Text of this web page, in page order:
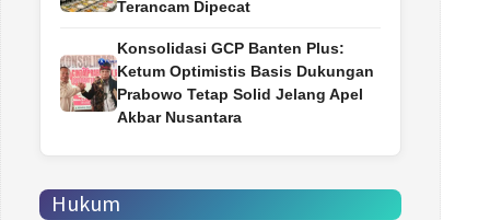
Terancam Dipecat
Konsolidasi GCP Banten Plus:
Ketum Optimistis Basis Dukungan
Prabowo Tetap Solid Jelang Apel
Akbar Nusantara
Hukum